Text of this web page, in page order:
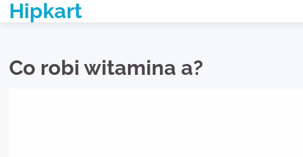
SkipHipkart
Co robi witamina a?